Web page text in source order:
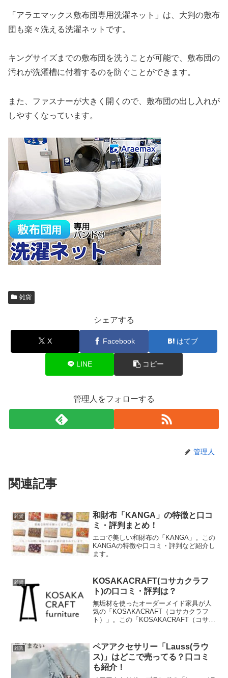
「アラエマックス敷布団専用洗濯ネット」は、大判の敷布
団も楽々洗える洗濯ネットです。
キングサイズまでの敷布団を洗うことが可能で、敷布団の
汚れが洗濯槽に付着するのを防ぐことができます。
また、ファスナーが大きく開くので、敷布団の出し入れが
しやすくなっています。
雑貨
シェアする
X Facebook はてブ
LINE コピー
管理人をフォローする
管理人
関連記事
雑貨
和財布「KANGA」の特徴と口コ
ミ・評判まとめ！
エコで美しい和財布の「KANGA」。この
KANGAの特徴や口コミ・評判など紹介し
ます。
雑貨
KOSAKACRAFT(コサカクラフ
ト)の口コミ・評判は？
無垢材を使ったオーダーメイド家具が人
気の「KOSAKACRAFT（コサカクラフ
ト）」。この「KOSAKACRAFT（コサカ
雑貨
ペアアクセサリー「Lauss(ラウ
ス)」はどこで売ってる？口コミ
も紹介！